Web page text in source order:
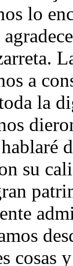
lo
a
la
su
cosas